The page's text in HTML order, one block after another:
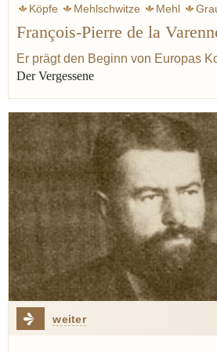
Köpfe Mehlschwitze Mehl
Kochkunst
Kulinarik
François-Pierre de la
Er prägt den Beginn von Europas
Der Vergessene
weiter